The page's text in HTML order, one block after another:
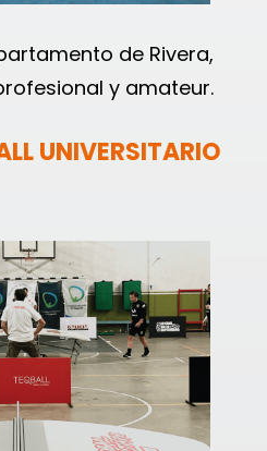
de Rivera,
y amateur.
UNIVERSITARIO